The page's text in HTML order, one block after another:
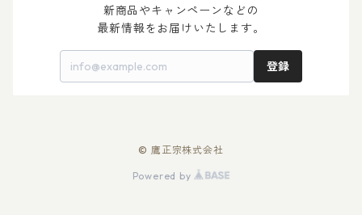
＞ 母の日 2024新商品やキャンペーンなどの
最新情報をお届けいたします。
登録
© 鷹正宗株式会社
Powered by